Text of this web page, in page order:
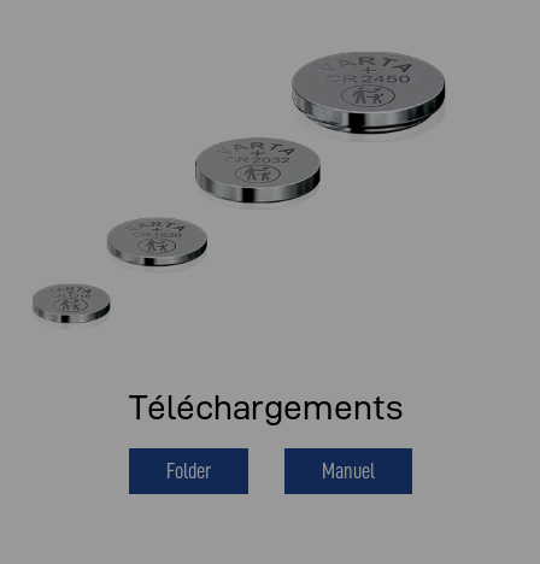
Téléchargements
Folder Manuel